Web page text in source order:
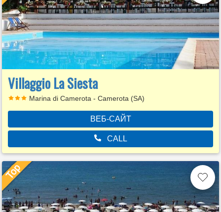
Villaggio La Siesta
Marina di Camerota - Camerota (SA)
ВЕБ-САЙТ
CALL